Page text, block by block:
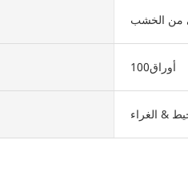
أوراق100
& الغراء